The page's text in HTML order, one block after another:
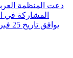
دعت المنظمة